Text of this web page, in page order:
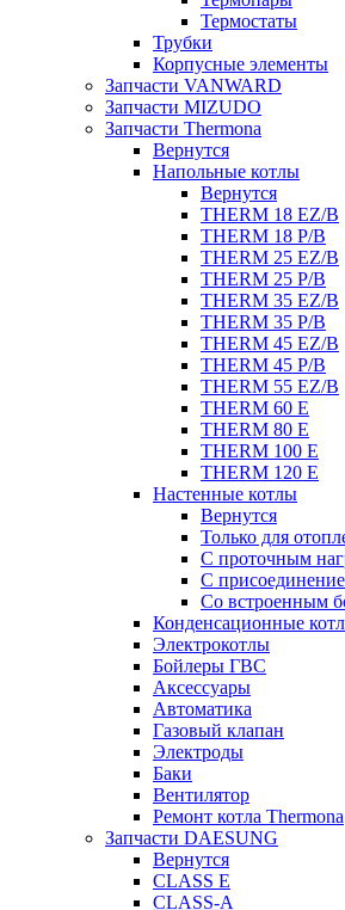
Термостаты
Трубки
Корпусные элементы
Запчасти VANWARD
Запчасти MIZUDO
Запчасти Thermona
Вернутся
Напольные котлы
Вернутся
THERM 18 EZ/B
THERM 18 P/B
THERM 25 EZ/B
THERM 25 P/B
THERM 35 EZ/B
THERM 35 P/B
THERM 45 EZ/B
THERM 45 P/B
THERM 55 EZ/B
THERM 60 E
THERM 80 E
THERM 100 E
THERM 120 E
Настенные котлы
Вернутся
Только для
С проточным
С
Со встроенным
Конденсационные
Электрокотлы
Бойлеры ГВС
Аксессуары
Автоматика
Газовый клапан
Электроды
Баки
Вентилятор
Ремонт котла Thermona
Запчасти DAESUNG
Вернутся
CLASS E
CLASS-A